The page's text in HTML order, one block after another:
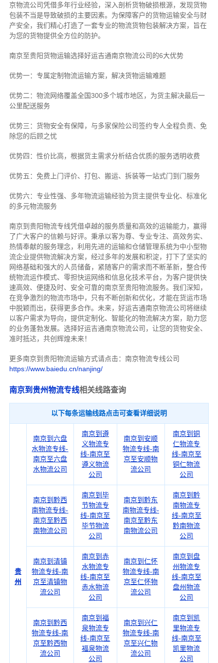
京物流公司凭借多年行业经验，深入剖析货物破损根源，发现货物
包装不当是导致破损的主要因素。为保障客户的货物运输安全与财
产安全，我们精心打造了一套专业的物流货物包装解决方案，旨在
为您的货物提供全方位的防护。
南京至贵阳货物运输选择好运吉通南京物流公司的6大优势
优势一：专属定制物流运输方案，解决货物运输难题
优势二：物流网络覆盖全国300多个城市地区，为货主解决最后一
公里配送服务
优势三：货物安全有保障，与多家保险公司签约专人全程负责、免
除您的后顾之忧
优势四：性价比高，根据货主需求分析结合优质的服务透明收费
优势五：免费上门评价、打包、搬运、拆装等一站式门到门服务
优势六：专业性强、多年物流运输经验为货主提供专业化、标准化
的多元物流服务
南京到贵阳物流专线凭借卓越的服务质量和高效的运输能力，赢得
了广大客户的信赖与好评。 秉承以客为尊、专业专注、高效务实、
热情奉献的服务理念，利用先进的运输和仓储管理系统为中小型物
流企业提供物流解决方案，经过多年的发展和积淀，打下了坚实的
网络基础和强大的人员储备，紧随客户的需求而不断革新，整合传
统物流运作模式、零担快运网络和信息化技术平台，为客户提供快
速高效、便捷及时、安全可靠的南京至贵阳物流服务。 我们深知，
在竞争激烈的物流市场中，只有不断创新和优化，才能在货运市场
中脱颖而出，获得更多合作。 未来，好运吉通南京物流公司将继续
以客户需求为导向，提供定制化、智能化的物流解决方案，助力您
的业务蓬勃发展。选择好运吉通南京物流公司，让您的货物安全、
准时抵达，共创辉煌未来！
更多南京到贵阳物流运输方式请点击：南京物流专线公司
https://www.baiedu.cn/nanjing/
南京到贵州物流专线相关线路查询
以下每条运输线路点击可查看详细说明
贵
州
南京到六盘
水物流专线-
南京至六盘
水物流公司
南京到遵
义物流专
线-南京至
遵义物流
公司
南京到安顺
物流专线-南
京至安顺物
流公司
南京到铜
仁物流专
线-南京至
铜仁物流
公司
南京到黔西
南物流专线-
南京至黔西
南物流公司
南京到毕
节物流专
线-南京至
毕节物流
公司
南京到黔东
南物流专线-
南京至黔东
南物流公司
南京到黔
南物流专
线-南京至
黔南物流
公司
南京到清镇
物流专线-南
京至清镇物
流公司
南京到赤
水物流专
线-南京至
赤水物流
公司
南京到仁怀
物流专线-南
京至仁怀物
流公司
南京到盘
州物流专
线-南京至
盘州物流
公司
南京到黔西
物流专线-南
京至黔西物
流公司
南京到福
泉物流专
线-南京至
福泉物流
公司
南京到兴仁
物流专线-南
京至兴仁物
流公司
南京到凯
里物流专
线-南京至
凯里物流
公司